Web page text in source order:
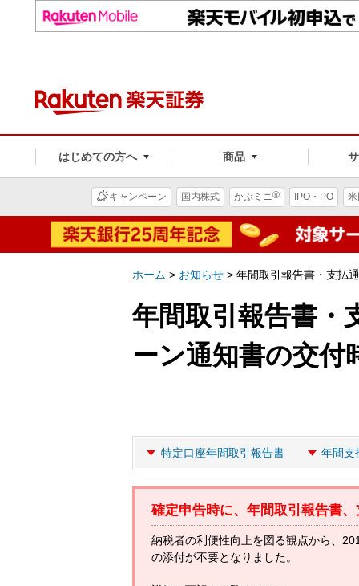
はじめての方へ 商品
キャンペーン 国内株式 かぶミニ® IPO・PO
ホーム > お知らせ > 年間取引報告書・支払
年間取引報告書・
ーン通知書の交付
特定口座年間取引報告書 年間支
確定申告時に、年間取引報告書
納税者の利便性向上を図る観点から、
の添付が不要となりました。